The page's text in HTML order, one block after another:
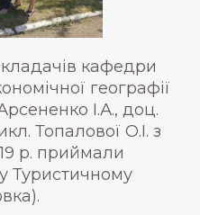
кафедри
географії
І.А., доц.
Топалової О.І. з
р. приймали
Туристичному